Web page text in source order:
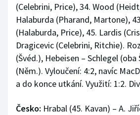
(Celebrini, Price), 34. Wood
Halaburda (Pharand, Martone),
(Halaburda, Price), 45. Lardis
Dragicevic (Celebrini, Ritchie).
(Švéd.), Hebeisen – Schlegel (oba
(Něm.). Vyloučení: 4:2, navíc
a do konce utkání. Využití: 1:2.
Česko: Hrabal (45. Kavan) – A.